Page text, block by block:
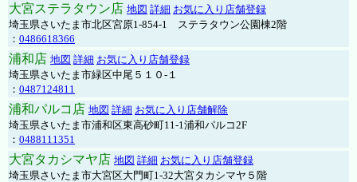
大宮ステラタウン店 地図 詳細 お気に入り店舗登録
埼玉県さいたま市北区宮原1-854-1 ステラタウン公園棟2階
： 0486618366
浦和店 地図 詳細 お気に入り店舗登録
埼玉県さいたま市緑区中尾５１０-１
： 0487124811
浦和パルコ店 地図 詳細 お気に入り店舗解除
埼玉県さいたま市浦和区東高砂町11-1浦和パルコ2F
： 0488111351
大宮タカシマヤ店 地図 詳細 お気に入り店舗登録
埼玉県さいたま市大宮区大門町1-32大宮タカシマヤ５階